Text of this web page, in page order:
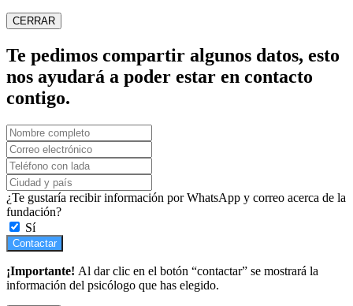
CERRAR
Te pedimos compartir algunos datos, esto
nos ayudará a poder estar en contacto
contigo.
¿Te gustaría recibir información por WhatsApp y correo acerca de la
fundación?
Sí
Contactar
¡Importante! Al dar clic en el botón “contactar” se mostrará la
información del psicólogo que has elegido.